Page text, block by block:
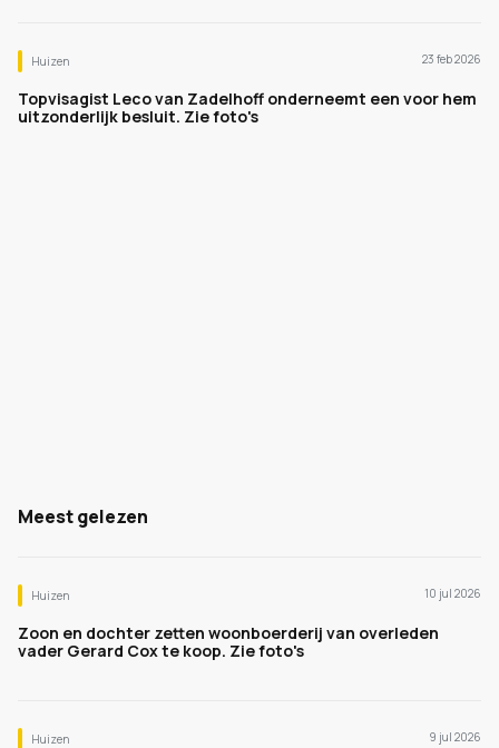
Huizen 23 feb 2026
Topvisagist Leco van Zadelhoff onderneemt een voor hem
uitzonderlijk besluit. Zie foto's
Meest gelezen
Huizen 10 jul 2026
Zoon en dochter zetten woonboerderij van overleden
vader Gerard Cox te koop. Zie foto's
Huizen 9 jul 2026